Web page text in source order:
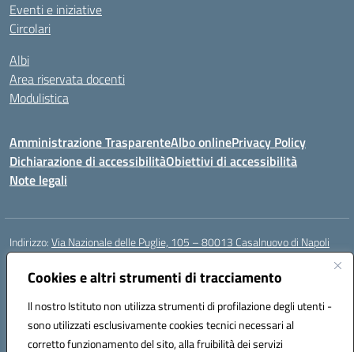
Cookies e altri strumenti di tracciamento
Il nostro Istituto non utilizza strumenti di profilazione degli utenti -
sono utilizzati esclusivamente cookies tecnici necessari al
corretto funzionamento del sito, alla fruibilità dei servizi
Eventi e iniziative
Circolari
Albi
Area riservata docenti
Modulistica
Amministrazione TrasparenteAlbo onlinePrivacy Policy
Dichiarazione di accessibilitàObiettivi di accessibilità
Note legali
Indirizzo:Via Nazionale delle Puglie, 105 – 80013 Casalnuovo di Napoli
Centralino:
Email:naee32300a@istruzione.it
Codice fiscale: 93007720639
Codice meccanografico:
NAEE32300A